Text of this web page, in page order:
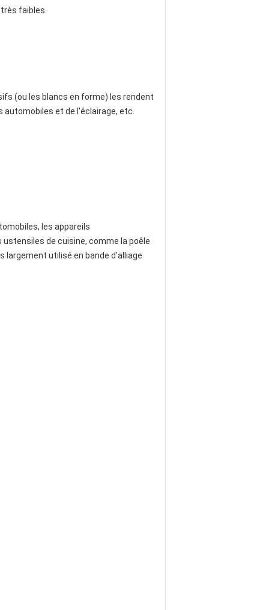
faibles.
(ou les blancs en forme) les rendent
automobiles et de l'éclairage, etc.
les appareils
de cuisine, comme la poêle
largement utilisé en bande d'alliage